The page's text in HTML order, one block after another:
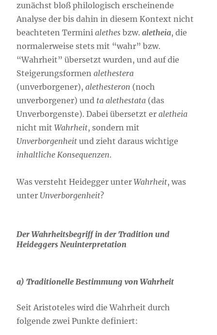
zunächst bloß philologisch erscheinende
Analyse der bis dahin in diesem Kontext nicht
beachteten Terminialethes bzw.aletheia, die
normalerweise stets mit “wahr” bzw.
“Wahrheit” übersetzt wurden, und auf die
Steigerungsformenalethestera
(unverborgener),alethesteron (noch
unverborgener) und ta alethestata (das
Unverborgenste). Dabei übersetzt eraletheia
nicht mitWahrheit, sondern mit
Unverborgenheit und zieht daraus wichtige
inhaltliche Konsequenzen.
Was versteht Heidegger unterWahrheit, was
unter Unverborgenheit?
Der Wahrheitsbegriff in der Tradition und
Heideggers Neuinterpretation
a) Traditionelle Bestimmung von Wahrheit
Seit Aristoteles wird die Wahrheit durch
folgende zwei Punkte definiert: